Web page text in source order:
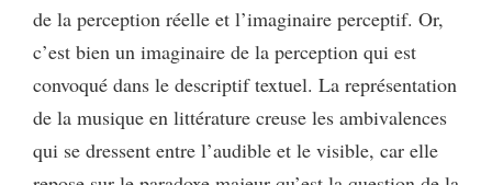
de la perception réelle et l’imaginaire perceptif. Or,
c’est bien un imaginaire de la perception qui est
convoqué dans le descriptif textuel. La représentation
de la musique en littérature creuse les ambivalences
qui se dressent entre l’audible et le visible, car elle